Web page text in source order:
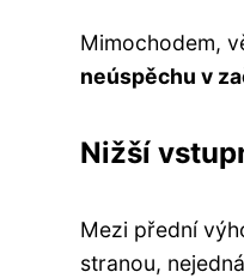
Mimochodem,
neúspěchu v
Nižší
Mezi přední
stranou,